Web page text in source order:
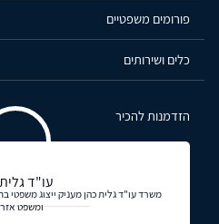
פורומים משפטיים
כלים ושירותים
הזדמנות להכיר
עו"ד
משרד עו"ד גלית כהן מעניק ייצוג משפטי
ומשפט